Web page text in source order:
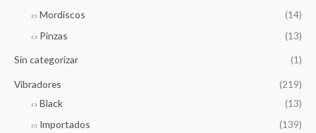
Mordiscos
(14)
Pinzas
(13)
Sin categorizar (1)
Vibradores
(219)
Black
(13)
Importados
(139)